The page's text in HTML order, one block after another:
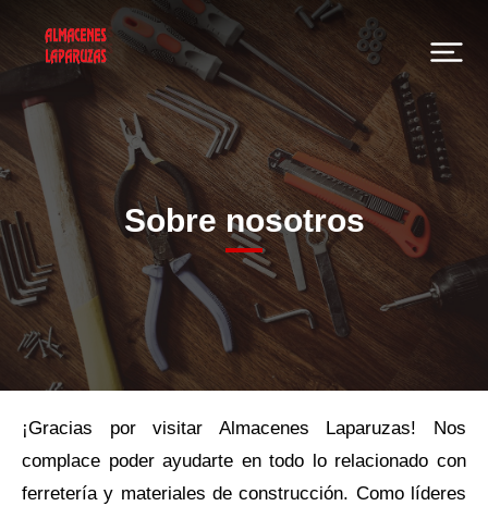
Sobre nosotros
¡Gracias por visitar Almacenes Laparuzas! Nos
complace poder ayudarte en todo lo relacionado con
ferretería y materiales de construcción. Como líderes